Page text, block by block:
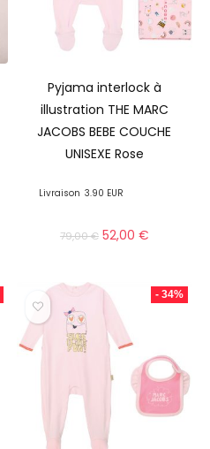
Pyjama interlock à
illustration THE MARC
JACOBS BEBE COUCHE
UNISEXE Rose
Livraison 3.90 EUR
79,00€ 52,00 €
- 34%